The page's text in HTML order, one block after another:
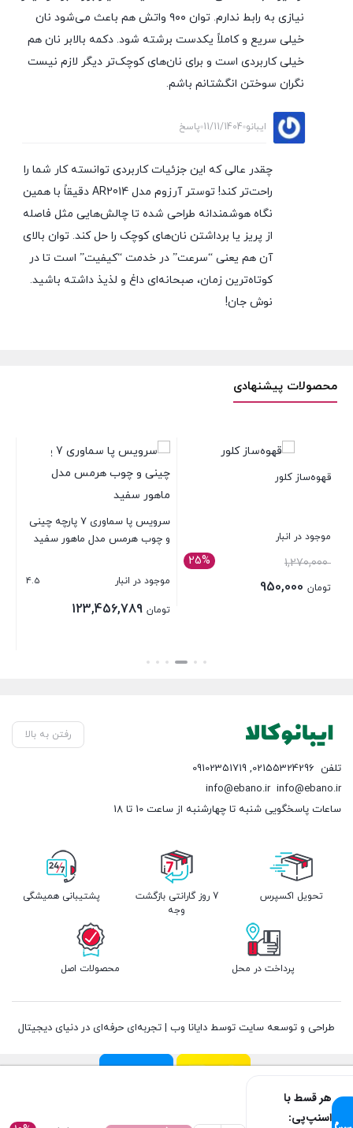
هر قسط با
اسنپ‌پی:
نیازی به رابط ندارم. توان ۹۰۰ واتش هم باعث می‌شود نان
خیلی سریع و کاملاً یکدست برشته شود. دکمه بالابر نان هم
خیلی کاربردی است و برای نان‌های کوچک‌تر دیگر لازم نیست
نگران سوختن انگشتانم باشم.
ایبانو 11/11/1404 پاسخ
چقدر عالی که این جزئیات کاربردی توانسته کار شما را
راحت‌تر کند! توستر آرزوم مدل AR2014 دقیقاً با همین
نگاه هوشمندانه طراحی شده تا چالش‌هایی مثل فاصله
از پریز یا برداشتن نان‌های کوچک را حل کند. توان بالای
آن هم یعنی “سرعت” در خدمت “کیفیت” است تا در
کوتاه‌ترین زمان، صبحانه‌ای داغ و لذیذ داشته باشید.
نوش جان!
محصولات پیشنهادی
قهوه‌ساز کلور
موجود در انبار
25% 1,270,000
قیمت
اصلی:
تومان
سرویس پا سماوری 7 پارچه چینی
و چوب هرمس مدل ماهور سفید
موجود در انبار 4.5
تومان
بستن
رفتن به بالا
تلفن 02155324296
,
09102351719
info@ebano.ir
info@ebano.ir
ساعات پاسخگویی شنبه تا چهارشنبه از ساعت 10 تا 18
تحویل اکسپرس
7 روز گارانتی بازگشت
وجه
پشتیبانی همیشگی
پرداخت در محل محصولات اصل
طراحی و توسعه سایت توسط دایانا وب | تجربه‌ای حرفه‌ای در دنیای دیجیتال